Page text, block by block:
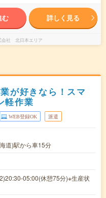
む 詳しく見る
会社 北日本エリア
が好きなら！スマ
軽作業
WEB登録OK 派遣
道)駅から車15分
05:00(休憩75分)※生産状